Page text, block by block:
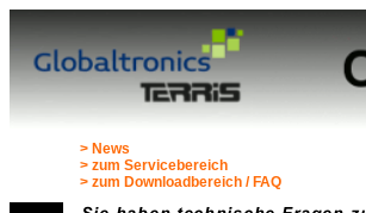
> News
> zum Servicebereich
> zum Downloadbereich / FAQ